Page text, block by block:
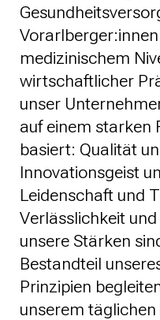
medizinischem
wirtschaftlicher
unser
auf einem starken
basiert: Qualität
Innovationsgeist
Leidenschaft und
Verlässlichkeit
unsere Stärken
Bestandteil
Prinzipien
unserem